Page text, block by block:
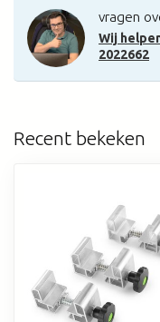
vragen
Wij
2022662
Recent bekeken